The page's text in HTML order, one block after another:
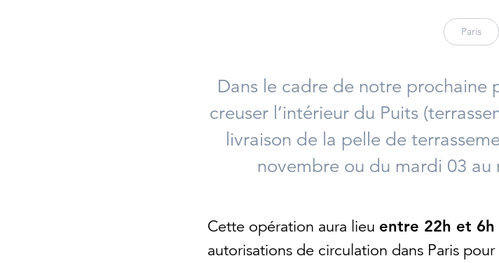
Paris
Dans le cadre de notre prochaine
creuser l’intérieur du Puits
livraison de la pelle de
novembre ou du mardi 03
Cette opération aura lieu entre 22h et
autorisations de circulation dans Paris